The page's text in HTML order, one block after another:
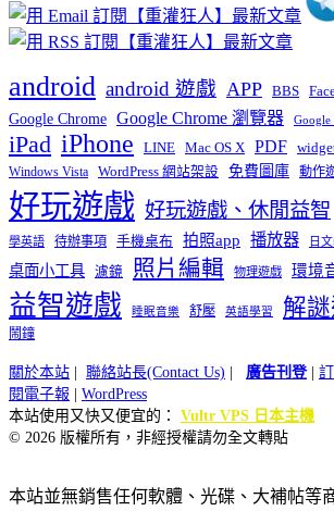
android android 遊戲 APP BBS
Google Chrome Google Chrome 瀏覽器 Google
iPad iPhone LINE Mac OS X PDF
Windows Vista WordPress 網站架設 免費圖庫 動作
好玩遊戲 好玩遊戲、休閒益智
學英語 待辦事項 手機桌布 拍照app 播放器 日
桌面小工具 濾鏡 照片編輯 物理遊戲 環境
益智遊戲 睡眠音樂 舒壓 英語學習 解
鬧鐘
關於本站 | 聯絡站長(Contact Us) | 廣告刊登|
閱電子報 | WordPress
本站使用又快又便宜的： Vultr VPS 日本主機
© 2026 版權所有，非經授權請勿全文轉貼
本站並無銷售任何軟體、光碟、大補帖等